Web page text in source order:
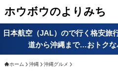
ホウボウのよりみち
日本航空（JAL）ので行く格安旅
道から沖縄まで…おトク
ホーム 沖縄 沖縄グルメ